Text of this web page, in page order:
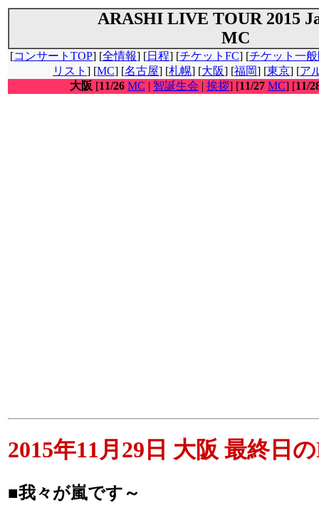
ARASHI LIVE TOUR 2015
MC
[コンサートTOP] [全情報] [日程] [チケットFC] [チケット一
リスト ] [MC] [名古屋] [札幌] [大阪] [福岡] [東京] [ア
大阪 [11/26 MC | 智誕生会 | 挨拶] [11/27 MC] [11/
2015年11月29日 大阪 最終日
■我々が嵐です～